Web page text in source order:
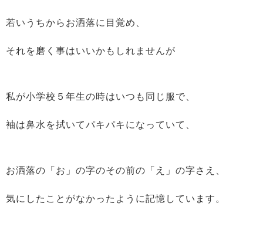
若いうちからお洒落に目覚め、
それを磨く事はいいかもしれませんが
私が小学校５年生の時はいつも同じ服で、
袖は鼻水を拭いてパキパキになっていて、
お洒落の「お」の字のその前の「え」の字さえ、
気にしたことがなかったように記憶しています。